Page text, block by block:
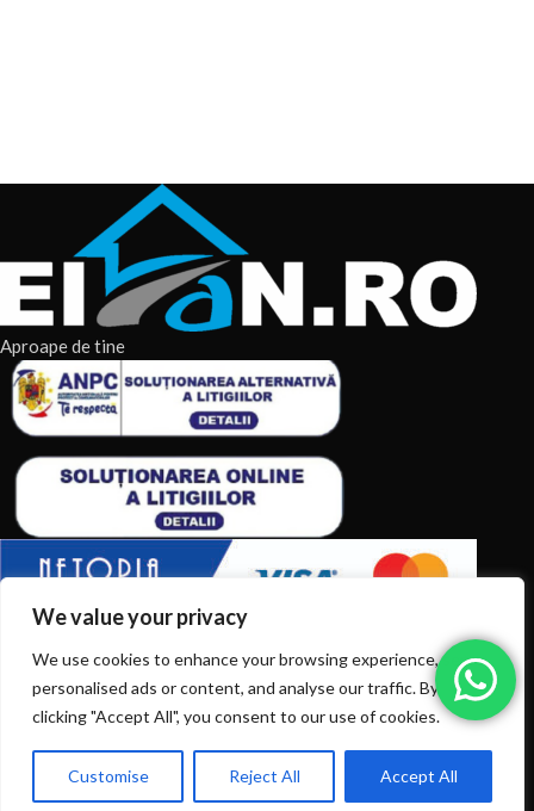
We value your privacy
We use cookies to enhance your browsing experience, serve
personalised ads or content, and analyse our traffic. By
clicking "Accept All", you consent to our use of cookies.
Customise Reject All Accept All
Ai intrebări? Sună la: +40720366616
Aproape de tine
ARTICOLE RECENTE
TERMENI & CONDITII
CATEGORII DE PRODUSE
0